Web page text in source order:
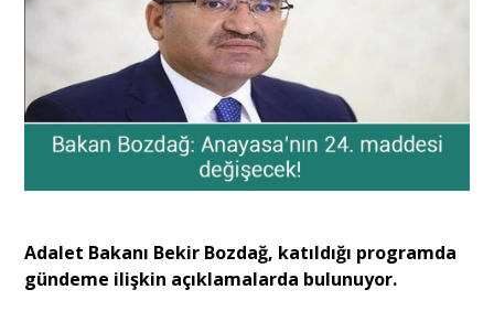
Ekonomi
Dünya
Söyleşi
Adalet Bakanı Bekir Bozdağ, katıldığı programda
gündeme ilişkin açıklamalarda bulunuyor.